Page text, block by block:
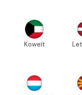
Koweït